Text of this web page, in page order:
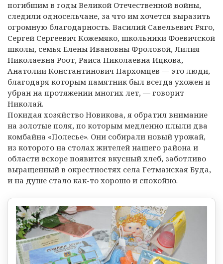
погибшим в годы Великой Отечественной войны,
следили односельчане, за что им хочется выразить
огромную благодарность. Василий Савельевич Ряго,
Сергей Сергеевич Кожемяко, школьники Фоевичской
школы, семья Елены Ивановны Фроловой, Лилия
Николаевна Роот, Раиса Николаевна Ицкова,
Анатолий Константинович Пархомцев — это люди,
благодаря которым памятник был всегда ухожен и
убран на протяжении многих лет, — говорит
Николай.
Покидая хозяйство Новикова, я обратил внимание
на золотые поля, по которым медленно плыли два
комбайна «Полесье». Они собирали новый урожай,
из которого на столах жителей нашего района и
области вскоре появится вкусный хлеб, заботливо
выращенный в окрестностях села Гетманская Буда,
и на душе стало как-то хорошо и спокойно.